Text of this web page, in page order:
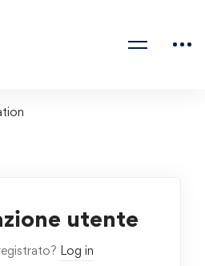
utente
Log in